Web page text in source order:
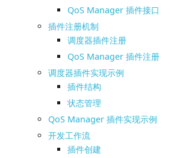
QoS Manager 插件接口
插件注册机制
调度器插件注册
QoS Manager 插件注册
调度器插件实现示例
插件结构
状态管理
QoS Manager 插件实现示例
开发工作流
插件创建